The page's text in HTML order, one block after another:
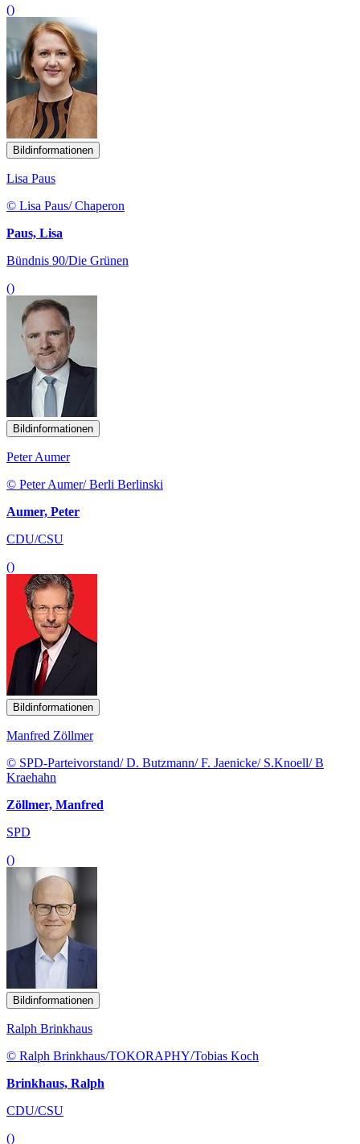
()
Bildinformationen
Lisa Paus
© Lisa Paus/ Chaperon
Paus, Lisa
Bündnis 90/Die Grünen
()
Bildinformationen
Peter Aumer
© Peter Aumer/ Berli Berlinski
Aumer, Peter
CDU/CSU
()
Bildinformationen
Manfred Zöllmer
© SPD-Parteivorstand/ D. Butzmann/ F. Jaenicke/ S.Knoell/ B
Kraehahn
Zöllmer, Manfred
SPD
()
Bildinformationen
Ralph Brinkhaus
© Ralph Brinkhaus/TOKORAPHY/Tobias Koch
Brinkhaus, Ralph
CDU/CSU
()